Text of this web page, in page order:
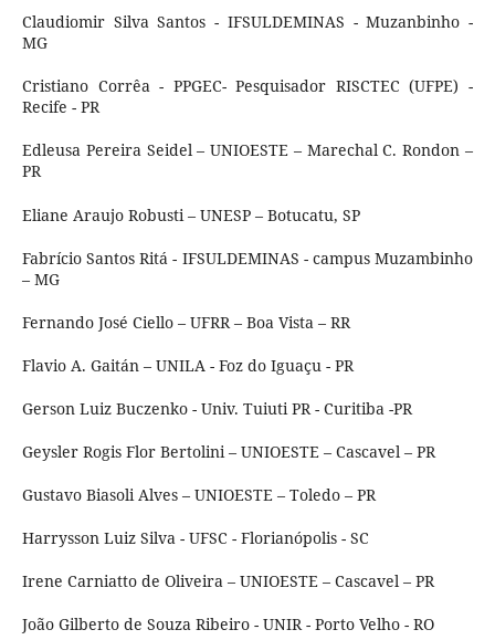
Claudiomir Silva Santos - IFSULDEMINAS - Muzanbinho -
MG
Cristiano Corrêa - PPGEC- Pesquisador RISCTEC (UFPE) -
Recife - PR
Edleusa Pereira Seidel – UNIOESTE – Marechal C. Rondon –
PR
Eliane Araujo Robusti – UNESP – Botucatu, SP
Fabrício Santos Ritá - IFSULDEMINAS - campus Muzambinho
– MG
Fernando José Ciello – UFRR – Boa Vista – RR
Flavio A. Gaitán – UNILA - Foz do Iguaçu - PR
Gerson Luiz Buczenko - Univ. Tuiuti PR - Curitiba -PR
Geysler Rogis Flor Bertolini – UNIOESTE – Cascavel – PR
Gustavo Biasoli Alves – UNIOESTE – Toledo – PR
Harrysson Luiz Silva - UFSC - Florianópolis - SC
Irene Carniatto de Oliveira – UNIOESTE – Cascavel – PR
João Gilberto de Souza Ribeiro - UNIR - Porto Velho - RO